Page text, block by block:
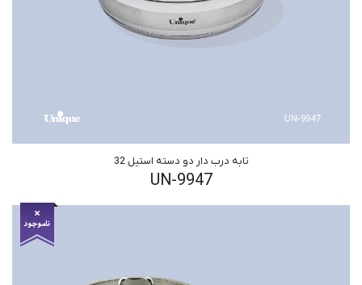
تابه درب دار دو دسته استیل 32
UN-9947